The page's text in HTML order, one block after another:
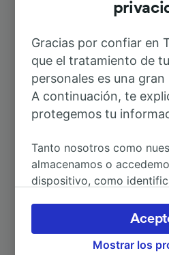
A Lamure-sur-Azergues
A Mâcon
A Lyon Part-Dieu
ver otros
Gracias por confiar en
que el tratamiento de
personales es una
A continuación, te
protegemos tu
Tanto nosotros como
almacenamos o
dispositivo, como
Puedes aceptar o
haciendo clic abajo,
oposición en función de
Mostrar los